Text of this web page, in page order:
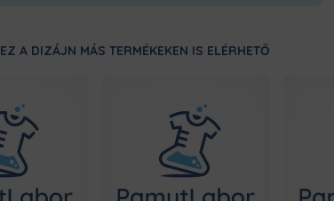
bosszankodnod.
EZ A DIZÁJN MÁS TERMÉKEKEN IS ELÉRHETŐ